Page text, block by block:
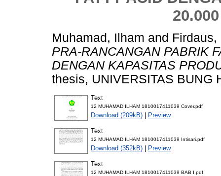
Muhamad, Ilham and Firdaus,
PRA-RANCANGAN PABRIK
DENGAN KAPASITAS
thesis, UNIVERSITAS BUNG
Text
12 MUHAMAD ILHAM 1810017411039 Cover.pdf
Download (209kB) | Preview
Text
12 MUHAMAD ILHAM 1810017411039 Intisari.pdf
Download (352kB) | Preview
Text
12 MUHAMAD ILHAM 1810017411039 BAB I.pdf